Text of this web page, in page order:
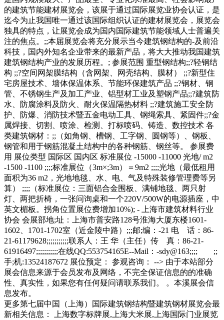
的建筑节能建材展览会，该展于通过国际展览业协会认证，是
迄今为止我国唯一通过该国际组织认证的建材展览会，展览会
独具的特点，让展览会成为国内国际建筑节能领域人士普遍关
注的焦点。;;本届展览会将充分展示当今建筑钢结构的-及前沿
科技，国内外知名企业带来的最新产品，将大大推动我国建筑
建筑钢结构产业的发展历程。; 参展范围 重型钢结构;;?轻钢结
构 ;;?空间网架膜结构（含网架、网壳结构、膜材） ;;?新型住
宅房屋技术、墙体保温体系、节能环保建筑产品 ;;?钢材、钢
管、不锈钢生产及加工产业、铝型材工业及塑钢产品;;?建筑防
水、防腐涂料及防火、耐火保温隔热材料 ;;?建筑施工安全防
护、防爆、消防技术暨五金电动工具、钢绳索具、紧固件;;?金
属焊接、切割、喷涂、检测、打标喷码、铸造、数控技术 各
类建筑钢材：;;（如角钢、槽钢、工字钢、圆钢等）、钢板、
钢管和用于钢筋混凝土结构中的各种钢筋、钢丝等。 参展费
用 展位类型 国际区 国内区 标准展位 -15000 -11000 光地/ m2
-1500 -1100 ;;;;标准展位（3m×;3m）＝9m2 ;;;;光地（最低租用
面积为36 m2，光地地毯、水、电、气及特殊装修管理费等另
算） ;;;;（标准展位：三面铝合金围板、满铺地毯、两只射
灯、两把折椅，一张问询桌和一个220V/500W的电源插座，中
英文楣板。拐角位置展位费增加10%); - 上海市建筑材料行业
协会 会展部地;址：上海市普安路128号淮海大厦东楼1601-
1602、1701-1702室（近金陵中路）;;;邮;编：-21 电 话：86-
21-61179628;;;;;;;;;;;联系人：王 华（主任）传 真：86-21-
61916497;;;;;;;;;;;在线QQ:553754165E--Mail：-sdy@163;;;; ;;
手;机:13524187672 展位预定： 参观咨询： --> 由于本站部分
展会信息来源于会员发布及网络，不完全保证信息的的准确
性、真实性，如果您有任何疑问请联系我们。 。本溪展会信
息发布。
更多第七届中国（上海）国际建筑钢结构暨建筑钢材展览会最
新相关信息： 上海数字标牌展,上海大米展,上海国际门业展览